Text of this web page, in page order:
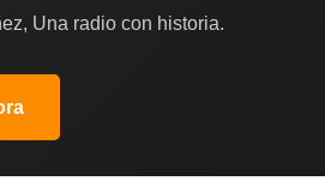
Una radio con historia.